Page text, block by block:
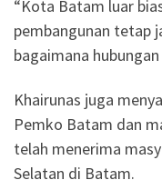
“Kota Batam luar
pembangunan tetap
bagaimana
Khairunas juga
Pemko Batam dan
telah menerima
Selatan di Batam.